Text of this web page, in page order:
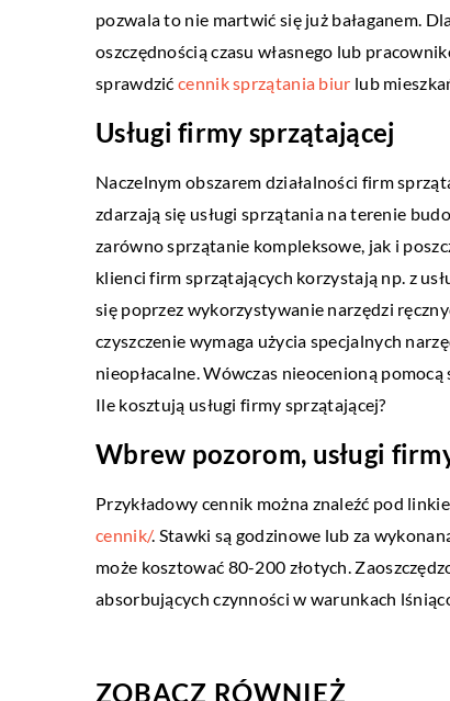
pozwala to nie martwić się już bałaganem.
oszczędnością czasu własnego lub
sprawdzićcennik sprzątania biur lub
Usługi firmy sprzątającej
Naczelnym obszarem działalności firm
zdarzają się usługi sprzątania na terenie
zarówno sprzątanie kompleksowe, jak i
klienci firm sprzątających korzystają np. z
się poprzez wykorzystywanie narzędzi
czyszczenie wymaga użycia specjalnych
nieopłacalne. Wówczas nieocenioną
Ile kosztują usługi firmy sprzątającej?
Wbrew pozorom, usługi
Przykładowy cennik można znaleźć pod
cennik/. Stawki są godzinowe lub za
może kosztować 80-200 złotych.
absorbujących czynności w warunkach
ZOBACZ RÓWNIEŻ
ŻYCIE I STYL
07 grudnia 2021
Jak stworzyć plac zabaw, który spodoba się
naszym dzieciom?
Plac zabaw to wyjątkowe miejsce dla dzieci.
Przede wszystkim pozwala im aktywnie
spędzać czas na świeżym powietrzu. Pomaga
zdobywać nowe […]